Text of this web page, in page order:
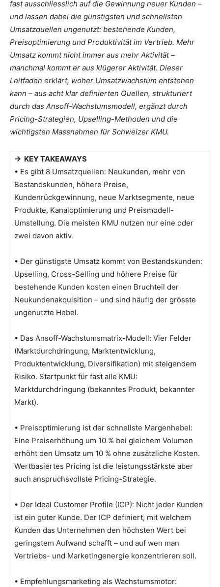
fast ausschliesslich auf die Gewinnung neuer Kunden –
und lassen dabei die günstigsten und schnellsten
Umsatzquellen ungenutzt: bestehende Kunden,
Preisoptimierung und Produktivität im Vertrieb. Mehr
Umsatz kommt nicht immer aus mehr Aktivität –
manchmal kommt er aus klügerer Aktivität. Dieser
Leitfaden erklärt, woher Umsatzwachstum entstehen
kann – aus acht klar definierten Quellen, strukturiert
durch das Ansoff-Wachstumsmodell, ergänzt durch
Pricing-Strategien, Upselling-Methoden und die
wichtigsten Massnahmen für Schweizer KMU.
→ KEY TAKEAWAYS
• Es gibt 8 Umsatzquellen: Neukunden, mehr von
Bestandskunden, höhere Preise,
Kundenrückgewinnung, neue Marktsegmente, neue
Produkte, Kanaloptimierung und Preismodell-
Umstellung. Die meisten KMU nutzen nur eine oder
zwei davon aktiv.
• Der günstigste Umsatz kommt von Bestandskunden:
Upselling, Cross-Selling und höhere Preise für
bestehende Kunden kosten einen Bruchteil der
Neukundenakquisition – und sind häufig der grösste
ungenutzte Hebel.
• Das Ansoff-Wachstumsmatrix-Modell: Vier Felder
(Marktdurchdringung, Marktentwicklung,
Produktentwicklung, Diversifikation) mit steigendem
Risiko. Startpunkt für fast alle KMU:
Marktdurchdringung (bekanntes Produkt, bekannter
Markt).
• Preisoptimierung ist der schnellste Margenhebel:
Eine Preiserhöhung um 10 % bei gleichem Volumen
erhöht den Umsatz um 10 % ohne zusätzliche Kosten.
Wertbasiertes Pricing ist die leistungsstärkste aber
auch anspruchsvollste Pricing-Strategie.
• Der Ideal Customer Profile (ICP): Nicht jeder Kunden
ist ein guter Kunde. Der ICP definiert, mit welchem
Kunden das Unternehmen den höchsten Wert bei
geringstem Aufwand schafft – und auf wen man
Vertriebs- und Marketingenergie konzentrieren soll.
• Empfehlungsmarketing als Wachstumsmotor: